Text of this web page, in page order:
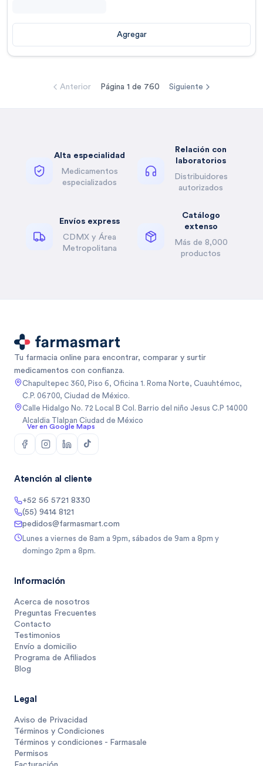
Agregar
Anterior Página 1 de 760 Siguiente
Alta especialidad
Medicamentos
especializados
Relación con
laboratorios
Distribuidores
autorizados
Envíos express
CDMX y Área
Metropolitana
Catálogo
extenso
Más de 8,000
productos
Tu farmacia online para encontrar, comparar y surtir
medicamentos con confianza.
Chapultepec 360, Piso 6, Oficina 1. Roma Norte, Cuauhtémoc,
C.P. 06700, Ciudad de México.
Calle Hidalgo No. 72 Local B Col. Barrio del niño Jesus C.P 14000
Alcaldia Tlalpan Ciudad de México
Ver en Google Maps
Atención al cliente
+52 56 5721 8330
(55) 9414 8121
pedidos@farmasmart.com
Lunes a viernes de 8am a 9pm, sábados de 9am a 8pm y
domingo 2pm a 8pm.
Información
Acerca de nosotros
Preguntas Frecuentes
Contacto
Testimonios
Envío a domicilio
Programa de Afiliados
Blog
Legal
Aviso de Privacidad
Términos y Condiciones
Términos y condiciones - Farmasale
Permisos